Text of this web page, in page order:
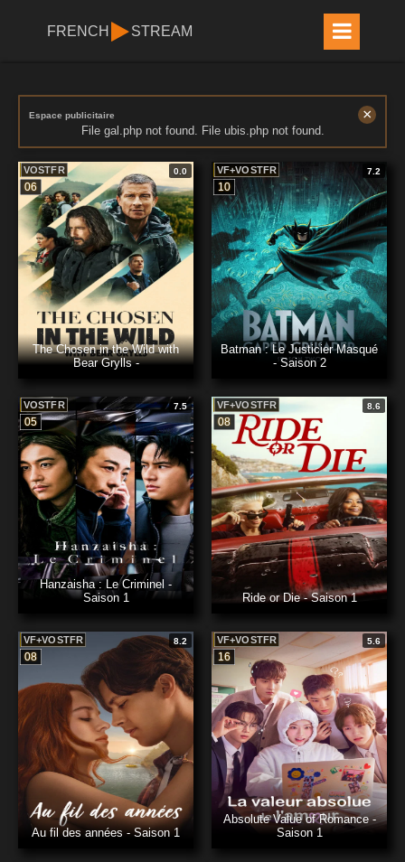
FRENCH STREAM
Espace publicitaire ×
File gal.php not found. File ubis.php not found.
VOSTFR 0.0
06
The Chosen in the Wild with
Bear Grylls -
VF+VOSTFR 7.2
10
Batman : Le Justicier Masqué
- Saison 2
VOSTFR 7.5
05
Hanzaisha : Le Criminel -
Saison 1
VF+VOSTFR 8.6
08
Ride or Die - Saison 1
VF+VOSTFR 8.2
08
Au fil des années - Saison 1
VF+VOSTFR 5.6
16
Absolute Value of Romance -
Saison 1